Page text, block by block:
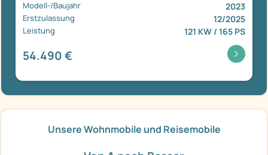
Modell-/Baujahr 2023
Erstzulassung 12/2025
Leistung 121 KW / 165 PS
54.490 €
Unsere Wohnmobile und Reisemobile